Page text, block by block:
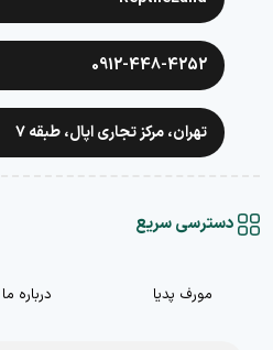
0912-448-4252
تهران، مرکز تجاری اپال، طبقه ۷
دسترسی سریع
مورف پدیا درباره ما